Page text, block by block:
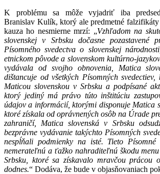
K problému sa môže vyjadriť iba
Branislav Kulík, ktorý ale predmetné falzifikáty
kauza ho nesmierne mrzí: „Vzhľadom na
slovenskej v Srbsku dočasne pozastavené
Písomného svedectva o slovenskej
etnickom pôvode a slovenskom kultúrno-
vydávala od svojho obnovenia, Matica
dištancuje od všetkých Písomných
Maticou slovenskou v Srbsku a podpísané
ktorý jediný má právo túto inštitúciu
údajov a informácií, ktorými disponuje Matica
ktoré získala od oprávnených osôb na Úrade
zahraničí, Matica slovenská v Srbsku
bezprávne vydávanie takýchto Písomných
nespĺňali podmienky na isté. Tieto Písomné
nemerateľnú a ťažko nahraditeľnú škodu
Srbsku, ktoré sa získavalo mravčou prácou
dodnes.“ Dodáva, že bude v objasňovaniach